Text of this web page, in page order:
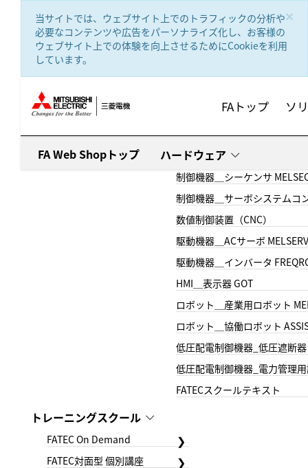
×
当サイトでは、ウェブサイト上でのトラフィックの分析や
必要なコンテンツや広告をパーソナライズ化し、お客様の
ウェブサイト上での体験を向上させるためにCookieを利用
しています。
FAトップ ソ
FA Web Shopトップ ハードウェア
制御機器＿シーケンサ
制御機器＿サーボシステムコ
数値制御装置（CNC）
駆動機器＿ACサーボ
駆動機器＿インバータ
HMI＿表示器 GOT
ロボット＿産業用ロボット
ロボット＿協働ロボット
低圧配電制御機器_低圧遮断器
低圧配電制御機器_電力管理
FATECスクールテキスト
トレーニングスクール
FATEC On Demand
FATEC対面型 個別講座